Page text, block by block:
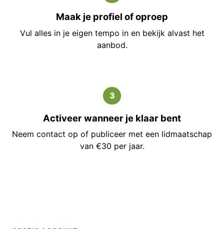
Maak je profiel of oproep
Vul alles in je eigen tempo in en bekijk alvast het
aanbod.
3
Activeer wanneer je klaar bent
Neem contact op of publiceer met een lidmaatschap
van €30 per jaar.